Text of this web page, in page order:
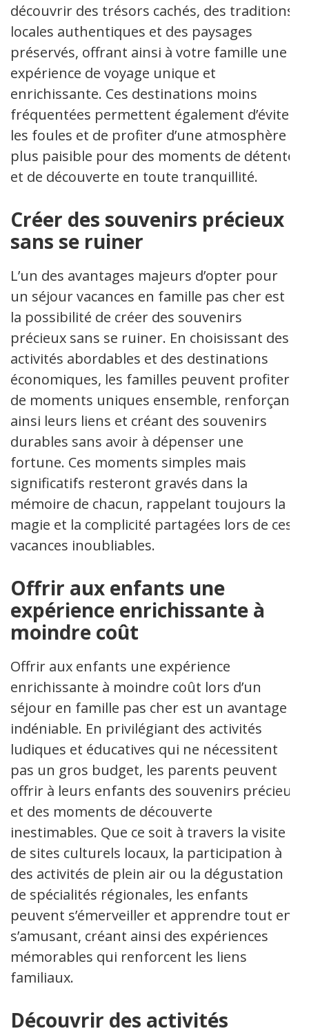
découvrir des trésors cachés, des traditions
locales authentiques et des paysages
préservés, offrant ainsi à votre famille une
expérience de voyage unique et
enrichissante. Ces destinations moins
fréquentées permettent également d’éviter
les foules et de profiter d’une atmosphère
plus paisible pour des moments de détente
et de découverte en toute tranquillité.
Créer des souvenirs précieux
sans se ruiner
L’un des avantages majeurs d’opter pour
un séjour vacances en famille pas cher est
la possibilité de créer des souvenirs
précieux sans se ruiner. En choisissant des
activités abordables et des destinations
économiques, les familles peuvent profiter
de moments uniques ensemble, renforçant
ainsi leurs liens et créant des souvenirs
durables sans avoir à dépenser une
fortune. Ces moments simples mais
significatifs resteront gravés dans la
mémoire de chacun, rappelant toujours la
magie et la complicité partagées lors de ces
vacances inoubliables.
Offrir aux enfants une
expérience enrichissante à
moindre coût
Offrir aux enfants une expérience
enrichissante à moindre coût lors d’un
séjour en famille pas cher est un avantage
indéniable. En privilégiant des activités
ludiques et éducatives qui ne nécessitent
pas un gros budget, les parents peuvent
offrir à leurs enfants des souvenirs précieux
et des moments de découverte
inestimables. Que ce soit à travers la visite
de sites culturels locaux, la participation à
des activités de plein air ou la dégustation
de spécialités régionales, les enfants
peuvent s’émerveiller et apprendre tout en
s’amusant, créant ainsi des expériences
mémorables qui renforcent les liens
familiaux.
Découvrir des activités